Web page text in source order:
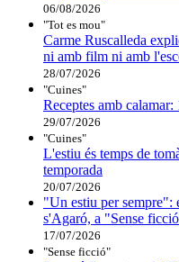
06/08/2026
"Tot es mou"
Carme Ruscalleda
ni amb film ni amb
28/07/2026
"Cuines"
Receptes amb
29/07/2026
"Cuines"
L'estiu és temps de
temporada
20/07/2026
"Un estiu per sempre":
s'Agaró, a "Sense
17/07/2026
"Sense ficció"